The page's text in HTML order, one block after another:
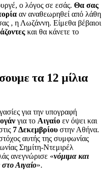
ο λόγος σε εσάς. Θα σας
αν αναθεωρηθεί από λάθη
, η Λωζάννη. Είμεθα βέβαιοι
και θα κάνετε το
τα 12 μίλια
για την υπογραφή
για το Αιγαίο εν όψει και
7 Δεκεμβρίου στην Αθήνα.
αυτής της συμφωνίας
Σημίτη-Ντεμιρέλ
ανεγνώρισε «νόμιμα και
Αιγαίο».